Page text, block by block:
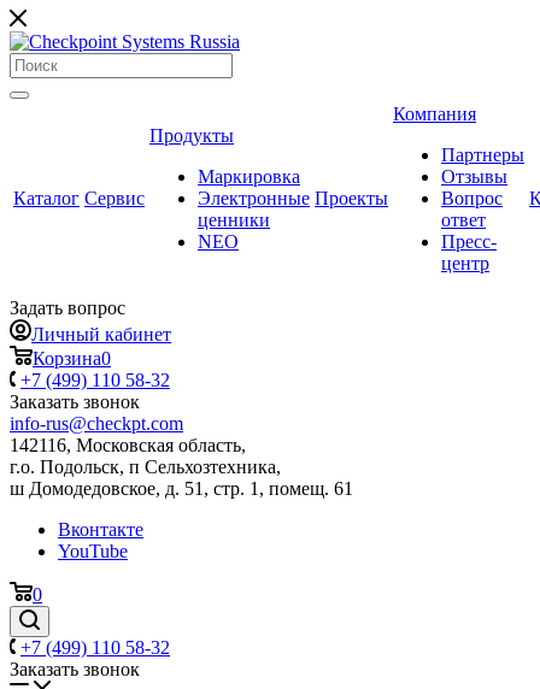
Каталог Сервис
Продукты
Маркировка
Электронные
ценники
NEO
Проекты
Компания
Партнеры
Отзывы
Вопрос
ответ
Пресс-
центр
Задать вопрос
Личный кабинет
Корзина0
+7 (499) 110 58-32
Заказать звонок
info-rus@checkpt.com
142116, Московская область,
г.о. Подольск, п Сельхозтехника,
ш Домодедовское, д. 51, стр. 1, помещ. 61
Вконтакте
YouTube
0
+7 (499) 110 58-32
Заказать звонок